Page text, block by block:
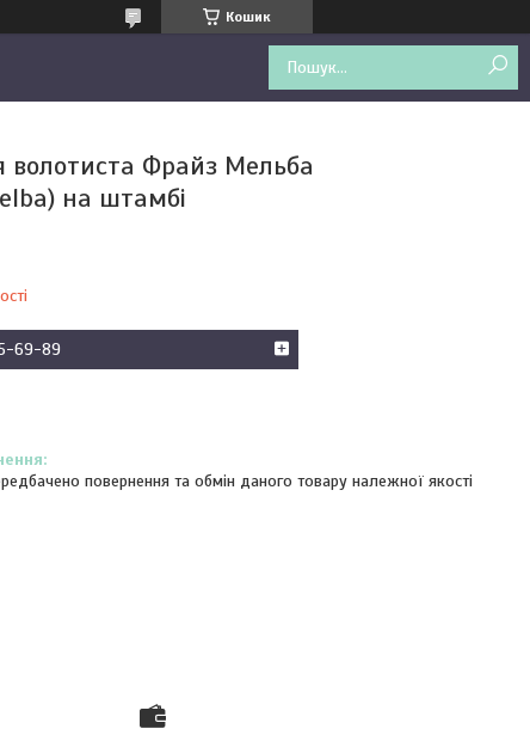
Кошик
волотиста Фрайз Мельба
на штамбі
69-89
повернення та обмін даного товару належної якості